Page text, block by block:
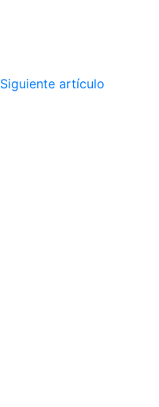
Siguiente artículo